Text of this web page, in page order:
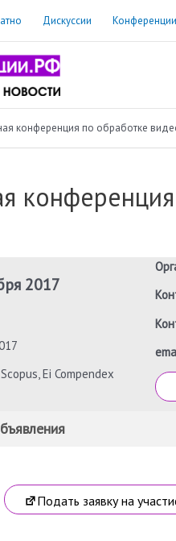
Дискуссии
конференция по обработке
2017
Scopus, Ei Compendex
Подать заявку на